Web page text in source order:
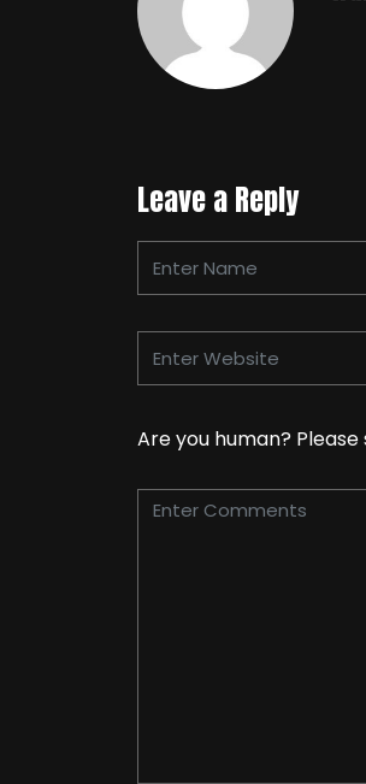
Leave a Reply
Are you human? Please